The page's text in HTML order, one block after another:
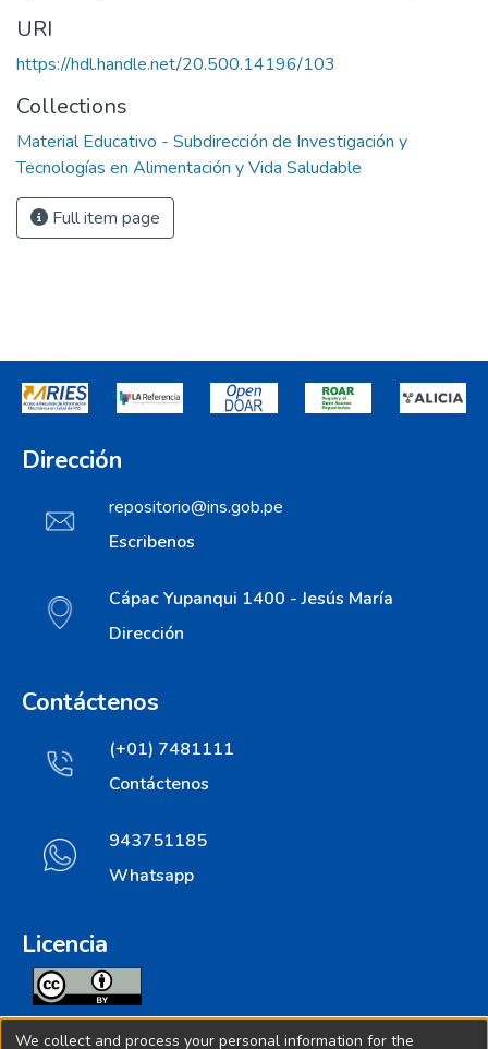
URI
https://hdl.handle.net/20.500.14196/103
Collections
Material Educativo - Subdirección de Investigación y
Tecnologías en Alimentación y Vida Saludable
Full item page
Dirección
repositorio@ins.gob.pe
Escribenos
Cápac Yupanqui 1400 - Jesús María
Dirección
Contáctenos
(+01) 7481111
Contáctenos
943751185
Whatsapp
Licencia
Todos los contenidos de repositorio.ins.gob.pe estan
We collect and process your personal information for the